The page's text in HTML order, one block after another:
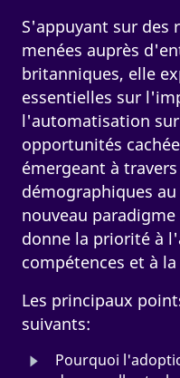
S'appuyant sur des
menées auprès
britanniques, elle
essentielles sur
l'automatisation
opportunités
émergeant à
démographiques
nouveau
donne la priorité à
compétences et à
Les principaux
suivants:
Pourquoi